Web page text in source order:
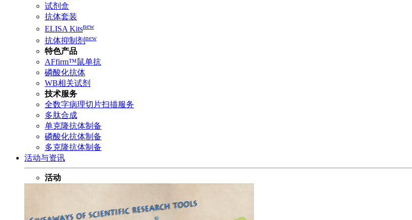
试剂盒
抗体套装
ELISA Kitsnew
抗体抑制剂 new
特色产品
AFfirm™鼠单抗
磷酸化抗体
WB相关试剂
技术服务
全数字病理切片扫描服务
多肽合成
单克隆抗体制备
磷酸化抗体制备
多克隆抗体制备
活动与资讯
活动